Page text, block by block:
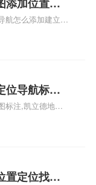
！
位置？
航怎么添加建立多
地图添加公司位
位导航标
定位,导航,
标注,凯立德地图
标注,凯立德地
查看下方正文！
置定位找不